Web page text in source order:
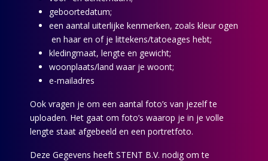
geboortedatum;
een aantal uiterlijke kenmerken, zoals kleur ogen
en haar en of je littekens/tatoeages hebt;
kledingmaat, lengte en gewicht;
woonplaats/land waar je woont;
e-mailadres
Ook vragen je om een aantal foto’s van jezelf te
uploaden. Het gaat om foto’s waarop je in je volle
lengte staat afgebeeld en een portretfoto.
Deze Gegevens heeft STENT B.V. nodig om te